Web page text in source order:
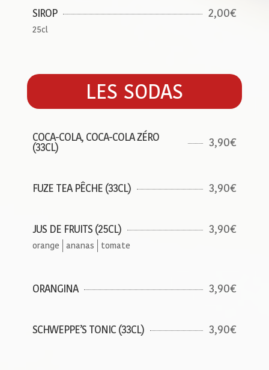
SIROP 2,00€
25cl
LES SODAS
COCA-COLA, COCA-COLA ZÉRO
(33CL) 3,90€
FUZE TEA PÊCHE (33CL) 3,90€
JUS DE FRUITS (25CL) 3,90€
orange ananas tomate
ORANGINA 3,90€
SCHWEPPE’S TONIC (33CL) 3,90€